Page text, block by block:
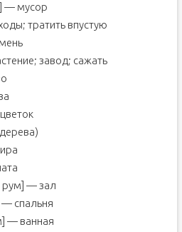
— мусор
тратить впустую
завод; сажать
рум] — зал
спальня
— ванная